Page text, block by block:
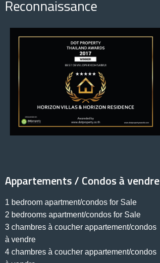
Reconnaissance
Appartements / Condos à vendre
1 bedroom apartment/condos for Sale
2 bedrooms apartment/condos for Sale
3 chambres à coucher appartement/condos
à vendre
4 chambres à coucher appartement/condos